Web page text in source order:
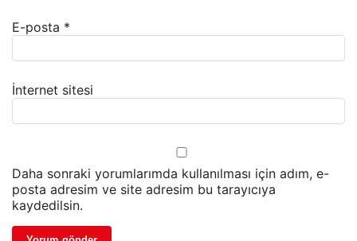
E-posta *
İnternet sitesi
Daha sonraki yorumlarımda kullanılması için adım, e-
posta adresim ve site adresim bu tarayıcıya
kaydedilsin.